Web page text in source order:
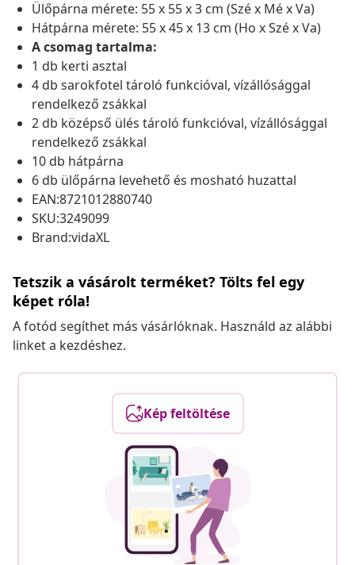
Ülőpárna mérete: 55 x 55 x 3 cm (Szé x Mé x Va)
Hátpárna mérete: 55 x 45 x 13 cm (Ho x Szé x Va)
A csomag tartalma:
1 db kerti asztal
4 db sarokfotel tároló funkcióval, vízállósággal
rendelkező zsákkal
2 db középső ülés tároló funkcióval, vízállósággal
rendelkező zsákkal
10 db hátpárna
6 db ülőpárna levehető és mosható huzattal
EAN:8721012880740
SKU:3249099
Brand:vidaXL
Tetszik a vásárolt terméket? Tölts fel egy
képet róla!
A fotód segíthet más vásárlóknak. Használd az alábbi
linket a kezdéshez.
Kép feltöltése